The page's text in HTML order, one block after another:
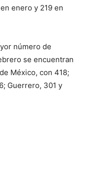
enero y 219 en
número de
se encuentran
México, con 418;
Guerrero, 301 y